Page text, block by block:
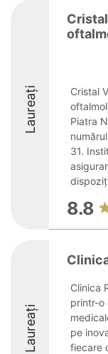
Laureați
Cristal
Piatra
31.
8.8
Laureați
Clinica
printr-o
pe
fiecare